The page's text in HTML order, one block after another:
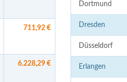
711,92 €
6.228,29 €
Dortmund
Dresden
Düsseldorf
Erlangen